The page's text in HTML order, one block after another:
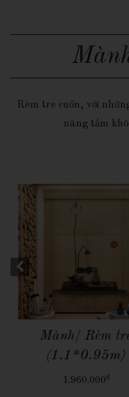
Rèm tre cuốn, với
nâng tầm
Quick View
Mành/ Rèm tre
(1.1*0.95m)
1.960.000đ